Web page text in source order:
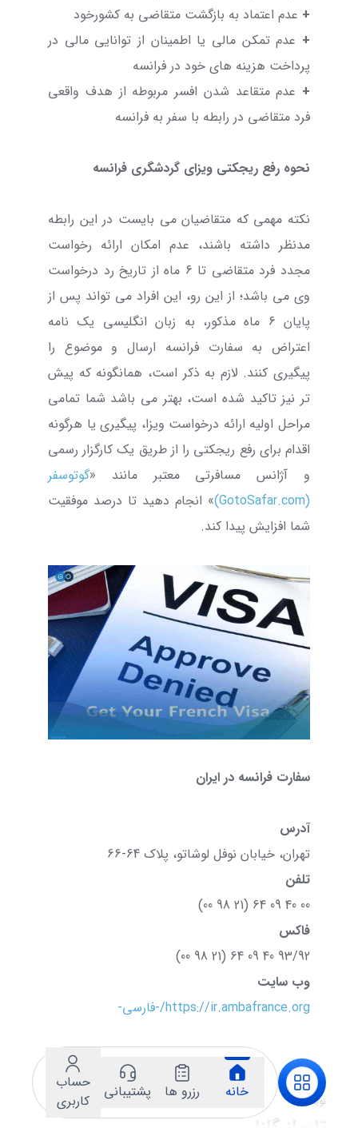
خانه رزرو ها پشتیبانی
حساب
کاربری
+ عدم اعتماد به بازگشت متقاضی به کشورخود
+ عدم تمکن مالی یا اطمینان از توانایی مالی در
پرداخت هزینه های خود در فرانسه
+ عدم متقاعد شدن افسر مربوطه از هدف واقعی
فرد متقاضی در رابطه با سفر به فرانسه
نحوه رفع ریجکتی ویزای گردشگری فرانسه
نکته مهمی که متقاضیان می بایست در این رابطه
مدنظر داشته باشند، عدم امکان ارائه رخواست
مجدد فرد متقاضی تا 6 ماه از تاریخ رد درخواست
وی می باشد؛ از این رو، این افراد می تواند پس از
پایان 6 ماه مذکور، به زبان انگلیسی یک نامه
اعتراض به سفارت فرانسه ارسال و موضوع را
پیگیری کنند. لازم به ذکر است، همانگونه که پیش
تر نیز تاکید شده است، بهتر می باشد شما تمامی
مراحل اولیه ارائه درخواست ویزا، پیگیری یا هرگونه
اقدام برای رفع ریجکتی را از طریق یک کارگزار رسمی
و آژانس مسافرتی معتبر مانند «گوتوسفر
(GotoSafar.com)
» انجام دهید تا درصد موفقیت
شما افزایش پیدا کند.
سفارت فرانسه در ایران
آدرس
تهران، خیابان نوفل لوشاتو، پلاک 64-66
تلفن
00 40 09 64 (21 98 00)
فاکس
93/92 40 09 64 (21 98 00)
وب سایت
https://ir.ambafrance.org/-فارسی-
نویسنده: